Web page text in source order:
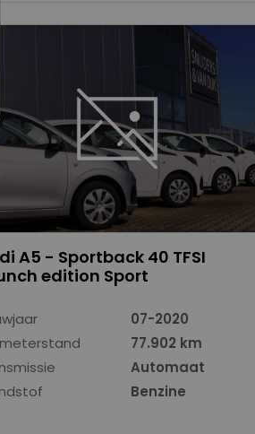
A5 - Sportback 40 TFSI
edition Sport
07-2020
77.902 km
Automaat
Benzine